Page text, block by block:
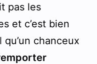
pas les
et c’est bien
chanceux